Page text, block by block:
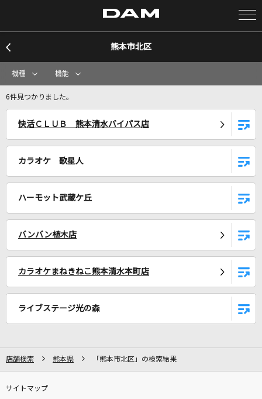
カラオケ検索
リアルタイムで歌われている曲の一覧
キャットラビング
[プロオケ]千の風になって
秋川雅史
[生音]SAY YES
熊本市北区
機種 機能
6件見つかりました。
快活ＣＬＵＢ 熊本清水バイパス店
カラオケ 歌星人
ハーモット武蔵ケ丘
バンバン植木店
カラオケまねきねこ熊本清水本町店
ライブステージ光の森
店舗検索 熊本県 「熊本市北区」の検索結果
サイトマップ